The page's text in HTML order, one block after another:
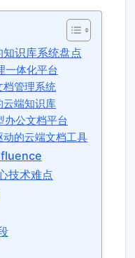
识库系统盘点
一体化平台
档管理系统
云端知识库
办公文档平台
的云端文档工具
技术难点